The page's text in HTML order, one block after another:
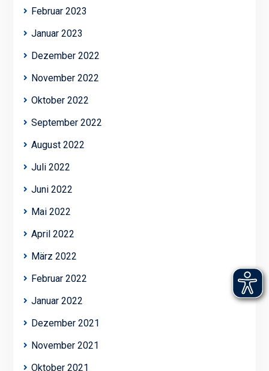
Februar 2023
Januar 2023
Dezember 2022
November 2022
Oktober 2022
September 2022
August 2022
Juli 2022
Juni 2022
Mai 2022
April 2022
März 2022
Februar 2022
Januar 2022
Dezember 2021
November 2021
Oktober 2021